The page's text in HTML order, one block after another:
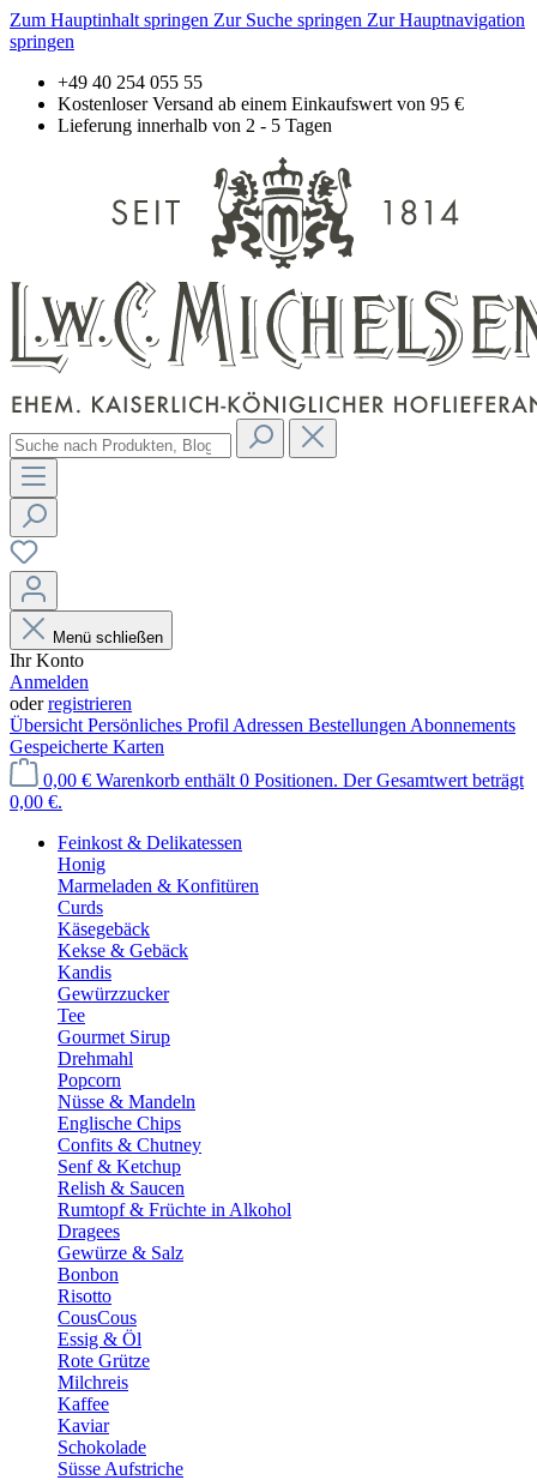
Zum Hauptinhalt springen Zur Suche springen Zur Hauptnavigation
springen
+49 40 254 055 55
Kostenloser Versand ab einem Einkaufswert von 95 €
Lieferung innerhalb von 2 - 5 Tagen
Menü schließen
Ihr Konto
Anmelden
oderregistrieren
Übersicht Persönliches Profil Adressen Bestellungen Abonnements
Gespeicherte Karten
0,00 € Warenkorb enthält 0 Positionen. Der Gesamtwert beträgt
0,00 €.
Feinkost & Delikatessen
Honig
Marmeladen & Konfitüren
Curds
Käsegebäck
Kekse & Gebäck
Kandis
Gewürzzucker
Tee
Gourmet Sirup
Drehmahl
Popcorn
Nüsse & Mandeln
Englische Chips
Confits & Chutney
Senf & Ketchup
Relish & Saucen
Rumtopf & Früchte in Alkohol
Dragees
Gewürze & Salz
Bonbon
Risotto
CousCous
Essig & Öl
Rote Grütze
Milchreis
Kaffee
Kaviar
Schokolade
Süsse Aufstriche